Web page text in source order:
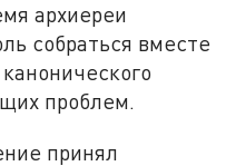
архиереи
собраться вместе
проблем.
принял